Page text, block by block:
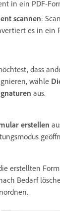
in ein PDF-
scannen:
es in ein
dass
wähle
aus.
erstellen
erstellten
Bedarf